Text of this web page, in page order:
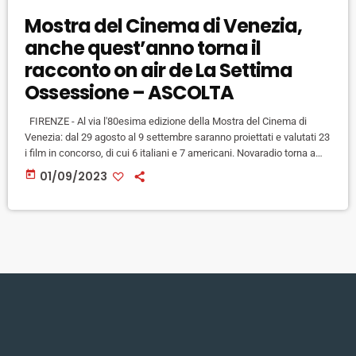
Mostra del Cinema di Venezia,
anche quest’anno torna il
racconto on air de La Settima
Ossessione – ASCOLTA
FIRENZE - Al via l'80esima edizione della Mostra del Cinema di
Venezia: dal 29 agosto al 9 settembre saranno proiettati e valutati 23
i film in concorso, di cui 6 italiani e 7 americani. Novaradio torna a
raccontarvi, i film e i protagonisti di questa edizione della mostra
ogni giorno alle 16.45 con una diretta telefonica dedicata: in
today 01/09/2023